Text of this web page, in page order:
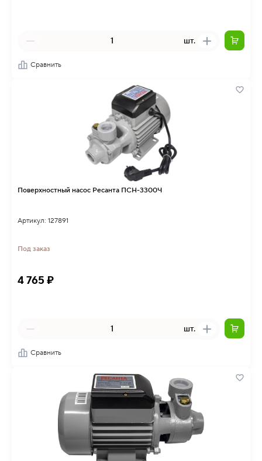
шт.
Сравнить
Поверхностный насос Ресанта ПСН-3300Ч
Артикул: 127891
Под заказ
4 765 ₽
шт.
Сравнить